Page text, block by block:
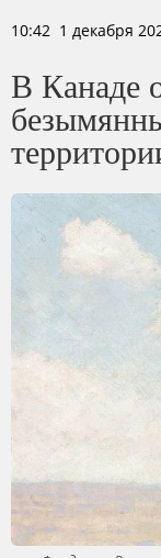
10:42 1 декабря
В Канаде